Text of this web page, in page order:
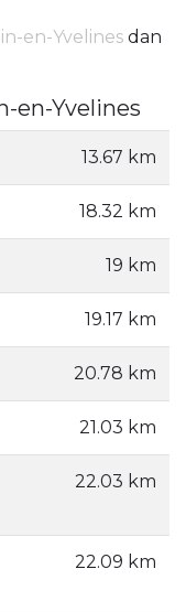
en-Yvelines dan
en-Yvelines
13.67 km
18.32 km
19 km
19.17 km
20.78 km
21.03 km
22.03 km
22.09 km